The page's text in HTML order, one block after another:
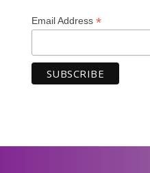
Email Address *